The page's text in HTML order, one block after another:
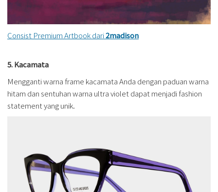
Consist Premium Artbook dari2madison
5. Kacamata
Mengganti warna frame kacamata Anda dengan paduan warna
hitam dan sentuhan warna ultra violet dapat menjadi fashion
statement yang unik.